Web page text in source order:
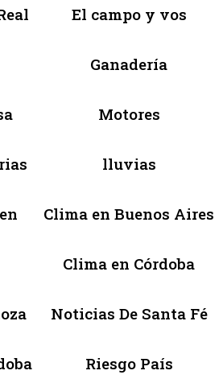
El campo y vos
Ganadería
Motores
lluvias
Clima en Buenos Aires
Clima en Córdoba
Noticias De Santa Fé
Riesgo País